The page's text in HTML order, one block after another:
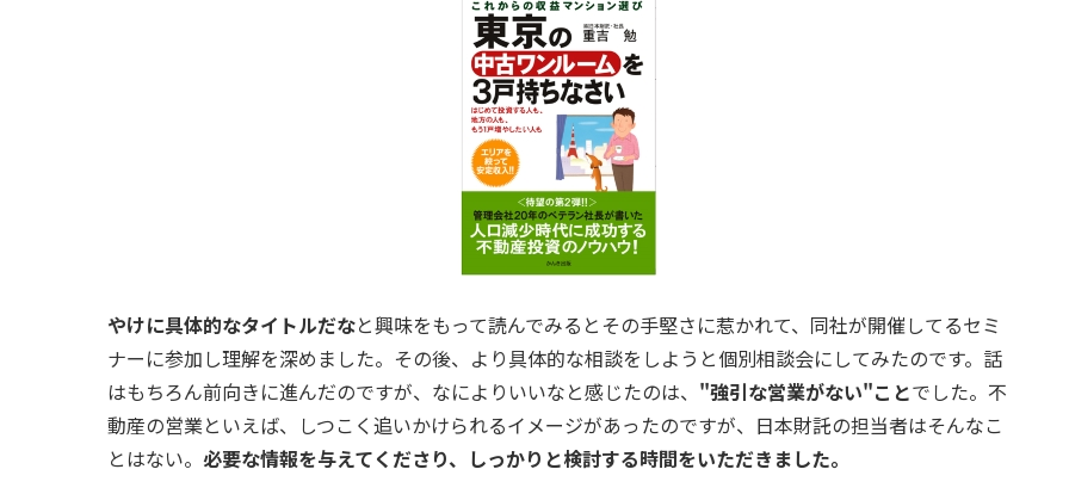
やけに具体的なタイトルだなと興味をもって読んでみるとその手堅さに惹かれて、同社が開催してるセミ
ナーに参加し理解を深めました。その後、より具体的な相談をしようと個別相談会にしてみたのです。話
はもちろん前向きに進んだのですが、なによりいいなと感じたのは、 "強引な営業がない"ことでした。不
動産の営業といえば、しつこく追いかけられるイメージがあったのですが、日本財託の担当者はそんなこ
とはない。 必要な情報を与えてくださり、しっかりと検討する時間をいただきました。